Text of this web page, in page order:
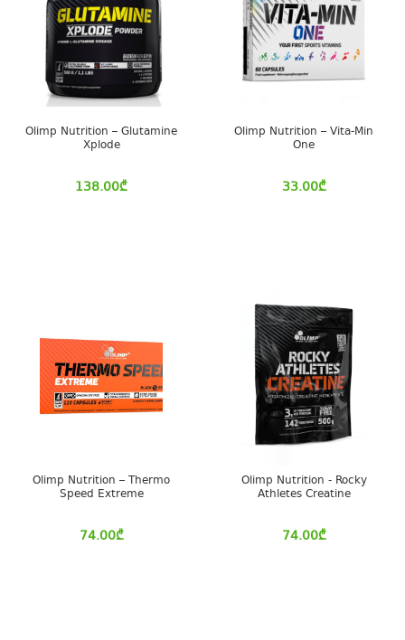
Olimp Nutrition – Glutamine
Xplode
138.00₾
Olimp Nutrition – Vita-Min
One
33.00₾
Olimp Nutrition – Thermo
Speed Extreme
74.00₾
Olimp Nutrition - Rocky
Athletes Creatine
74.00₾